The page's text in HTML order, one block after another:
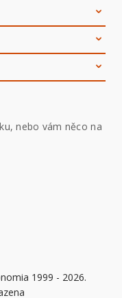
nebo vám něco na
1999 - 2026.